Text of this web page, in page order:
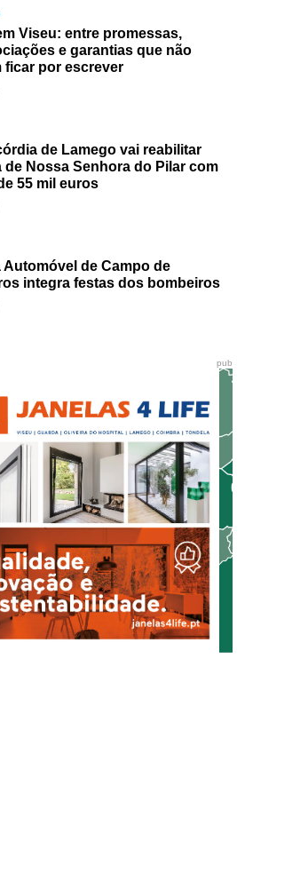
Viseu: entre promessas,
e garantias que não
ficar por escrever
de Lamego vai reabilitar
de Nossa Senhora do Pilar com
55 mil euros
Automóvel de Campo de
integra festas dos bombeiros
pub